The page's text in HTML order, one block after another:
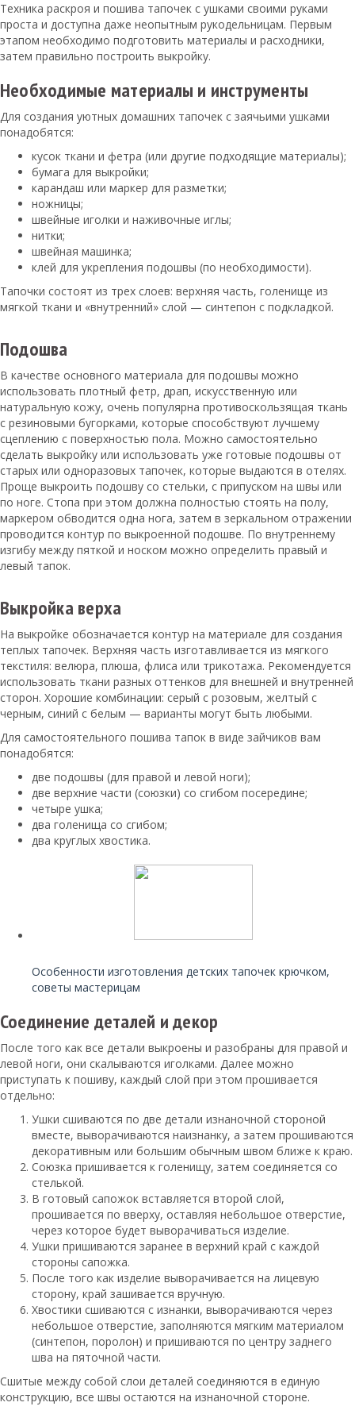
Техника раскроя и пошива тапочек с ушками своими руками
проста и доступна даже неопытным рукодельницам. Первым
этапом необходимо подготовить материалы и расходники,
затем правильно построить выкройку.
Необходимые материалы и инструменты
Для создания уютных домашних тапочек с заячьими ушками
понадобятся:
кусок ткани и фетра (или другие подходящие материалы);
бумага для выкройки;
карандаш или маркер для разметки;
ножницы;
швейные иголки и наживочные иглы;
нитки;
швейная машинка;
клей для укрепления подошвы (по необходимости).
Тапочки состоят из трех слоев: верхняя часть, голенище из
мягкой ткани и «внутренний» слой — синтепон с подкладкой.
Подошва
В качестве основного материала для подошвы можно
использовать плотный фетр, драп, искусственную или
натуральную кожу, очень популярна противоскользящая ткань
с резиновыми бугорками, которые способствуют лучшему
сцеплению с поверхностью пола. Можно самостоятельно
сделать выкройку или использовать уже готовые подошвы от
старых или одноразовых тапочек, которые выдаются в отелях.
Проще выкроить подошву со стельки, с припуском на швы или
по ноге. Стопа при этом должна полностью стоять на полу,
маркером обводится одна нога, затем в зеркальном отражении
проводится контур по выкроенной подошве. По внутреннему
изгибу между пяткой и носком можно определить правый и
левый тапок.
Выкройка верха
На выкройке обозначается контур на материале для создания
теплых тапочек. Верхняя часть изготавливается из мягкого
текстиля: велюра, плюша, флиса или трикотажа. Рекомендуется
использовать ткани разных оттенков для внешней и внутренней
сторон. Хорошие комбинации: серый с розовым, желтый с
черным, синий с белым — варианты могут быть любыми.
Для самостоятельного пошива тапок в виде зайчиков вам
понадобятся:
две подошвы (для правой и левой ноги);
две верхние части (союзки) со сгибом посередине;
четыре ушка;
два голенища со сгибом;
два круглых хвостика.
Особенности изготовления детских тапочек крючком,
советы мастерицам
Соединение деталей и декор
После того как все детали выкроены и разобраны для правой и
левой ноги, они скалываются иголками. Далее можно
приступать к пошиву, каждый слой при этом прошивается
отдельно:
Ушки сшиваются по две детали изнаночной стороной
вместе, выворачиваются наизнанку, а затем прошиваются
декоративным или большим обычным швом ближе к краю.
Союзка пришивается к голенищу, затем соединяется со
стелькой.
В готовый сапожок вставляется второй слой,
прошивается по вверху, оставляя небольшое отверстие,
через которое будет выворачиваться изделие.
Ушки пришиваются заранее в верхний край с каждой
стороны сапожка.
После того как изделие выворачивается на лицевую
сторону, край зашивается вручную.
Хвостики сшиваются с изнанки, выворачиваются через
небольшое отверстие, заполняются мягким материалом
(синтепон, поролон) и пришиваются по центру заднего
шва на пяточной части.
Сшитые между собой слои деталей соединяются в единую
конструкцию, все швы остаются на изнаночной стороне.